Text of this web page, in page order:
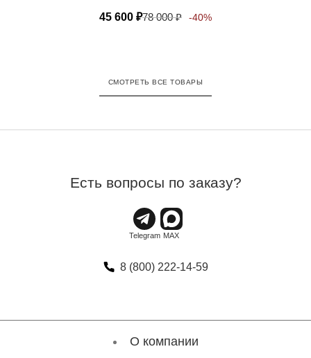
45 600 ₽78 000₽ -40%
СМОТРЕТЬ ВСЕ ТОВАРЫ
Есть вопросы по заказу?
8 (800) 222-14-59
О компании